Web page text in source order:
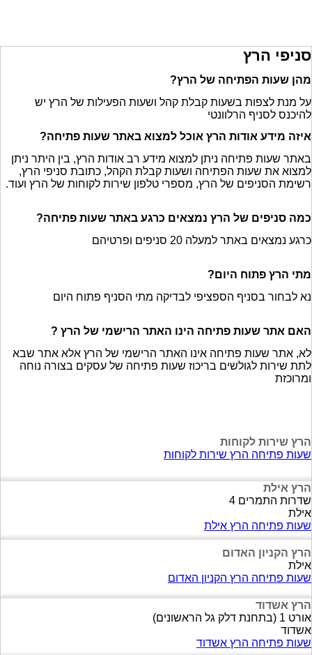
סניפי הרץ
מהן שעות הפתיחה של הרץ?
על מנת לצפות בשעות קבלת קהל ושעות הפעילות של הרץ יש
להיכנס לסניף הרלוונטי
איזה מידע אודות הרץ אוכל למצוא באתר שעות פתיחה?
באתר שעות פתיחה ניתן למצוא מידע רב אודות הרץ, בין היתר ניתן
למצוא את שעות הפתיחה ושעות קבלת הקהל, כתובת סניפי הרץ,
רשימת הסניפים של הרץ, מספרי טלפון שירות לקוחות של הרץ ועוד.
כמה סניפים של הרץ נמצאים כרגע באתר שעות פתיחה?
כרגע נמצאים באתר למעלה 20 סניפים ופרטיהם
מתי הרץ פתוח היום?
נא לבחור בסניף הספציפי לבדיקה מתי הסניף פתוח היום
האם אתר שעות פתיחה הינו האתר הרישמי של הרץ ?
לא, אתר שעות פתיחה אינו האתר הרישמי של הרץ אלא אתר שבא
לתת שירות לגולשים בריכוז שעות פתיחה של עסקים בצורה נוחה
ומרוכזת
הרץ שירות לקוחות
שעות פתיחה הרץ שירות לקוחות
הרץ אילת
שדרות התמרים 4
אילת
שעות פתיחה הרץ אילת
הרץ הקניון האדום
אילת
שעות פתיחה הרץ הקניון האדום
הרץ אשדוד
אורט 1 (בתחנת דלק גל הראשונים)
אשדוד
שעות פתיחה הרץ אשדוד